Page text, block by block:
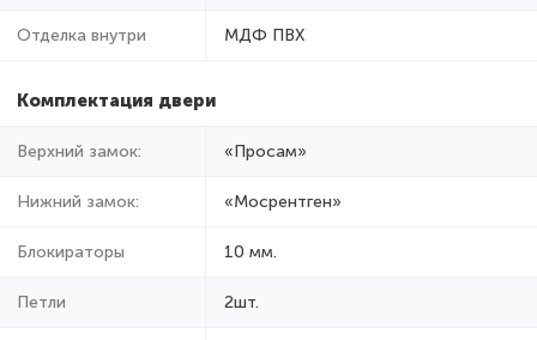
Отделка внутри МДФ ПВХ
Комплектация двери
Верхний замок: «Просам»
Нижний замок: «Мосрентген»
Блокираторы 10 мм.
Петли 2шт.